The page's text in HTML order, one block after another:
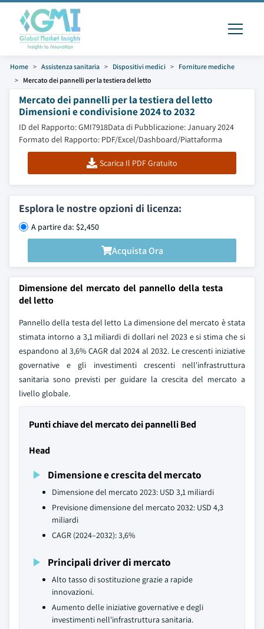
Home Assistenza sanitaria Dispositivi medici
Forniture mediche
Mercato dei pannelli per la testiera del letto
Mercato dei pannelli per la testiera del letto
Dimensioni e condivisione 2024 to 2032
ID del Rapporto: GMI7918Data di Pubblicazione: January 2024
Formato del Rapporto: PDF/Excel/Dashboard/Piattaforma
Scarica Il PDF Gratuito
Esplora le nostre opzioni di licenza:
A partire da: $2,450
Acquista Ora
Dimensione del mercato del pannello della testa
del letto
Pannello della testa del letto La dimensione del mercato è stata
stimata intorno a 3,1 miliardi di dollari nel 2023 e si stima che si
espandono al 3,6% CAGR dal 2024 al 2032. Le crescenti iniziative
governative e gli investimenti crescenti nell'infrastruttura
sanitaria sono previsti per guidare la crescita del mercato a
livello globale.
Punti chiave del mercato dei pannelli Bed
Head
Dimensione e crescita del mercato
Dimensione del mercato 2023: USD 3,1 miliardi
Previsione dimensione del mercato 2032: USD 4,3
miliardi
CAGR (2024–2032): 3,6%
Principali driver di mercato
Alto tasso di sostituzione grazie a rapide
innovazioni.
Aumento delle iniziative governative e degli
investimenti nell'infrastruttura sanitaria.